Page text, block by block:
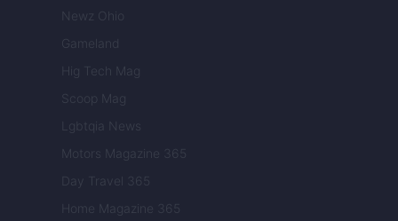
Newz Ohio
Gameland
Hig Tech Mag
Scoop Mag
Lgbtqia News
Motors Magazine 365
Day Travel 365
Home Magazine 365